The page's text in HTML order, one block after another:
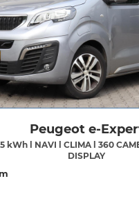
Peugeot e-
kWh l NAVI l CLIMA l 360
DISPLAY